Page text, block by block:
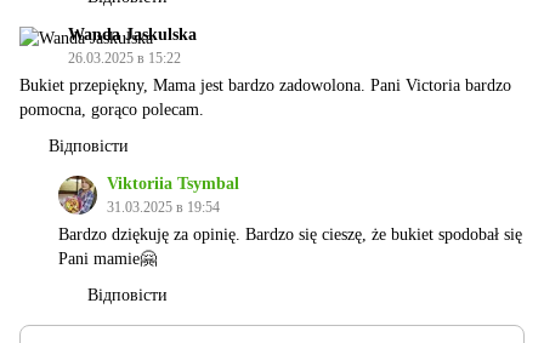
Wanda Jaskulska
26.03.2025 в 15:22
Bukiet przepiękny, Mama jest bardzo zadowolona. Pani Victoria bardzo
pomocna, gorąco polecam.
Відповісти
Viktoriia Tsymbal
31.03.2025 в 19:54
Bardzo dziękuję za opinię. Bardzo się cieszę, że bukiet spodobał się
Pani mamie🤗
Відповісти